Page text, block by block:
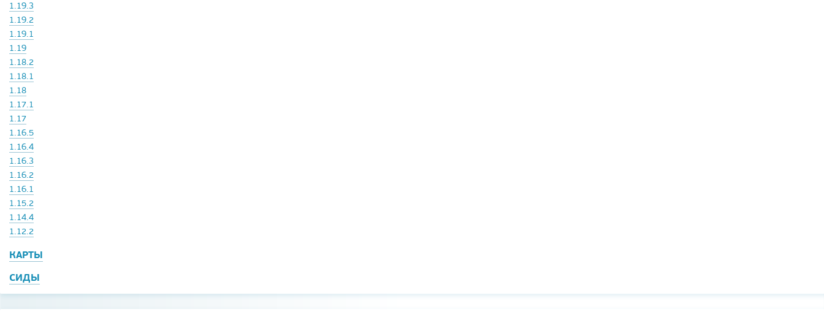
1.19.3
1.19.2
1.19.1
1.19
1.18.2
1.18.1
1.18
1.17.1
1.17
1.16.5
1.16.4
1.16.3
1.16.2
1.16.1
1.15.2
1.14.4
1.12.2
КАРТЫ
СИДЫ